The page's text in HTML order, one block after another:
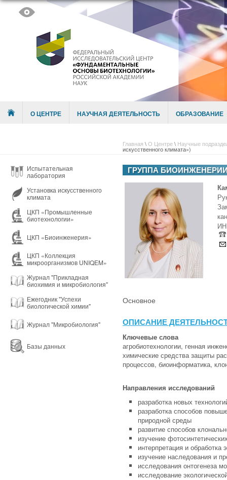
Menu О ЦЕНТРЕ НАУЧНАЯ ДЕЯТЕЛЬНОСТЬ ОБРАЗОВАНИЕ
Главная \О Центре\ Научные
искусственного климата»)
Испытательная
лаборатория
Установка искусственного
климата
ЦКП «Промышленные
биотехнологии»
ЦКП «Биоинженерия»
ЦКП «Коллекция
микроорганизмов UNIQEM»
Журнал "Прикладная
биохимия и микробиология"
Ежегодник "Успехи
биологической химии"
Журнал "Микробиология"
Базы данных
ГРУППА
Основное
ОПИСАНИЕ
Ключевые слова
агробиотехнологии, генная
химические средства защиты
процессов, биоинформатика,
Направления исследований
разработка новых
разработка способов
природной среды
развитие способов
изучение
интерпретация и
изучение наследования и
исследования онтогенеза
исследование